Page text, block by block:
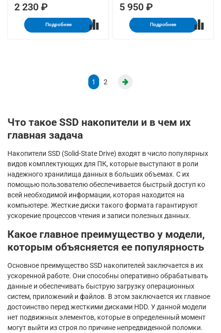
2 230 ₽
Подробнее
5 950 ₽
Подробнее
1 2
Что такое SSD накопители и в чем их
главная задача
Накопители SSD (Solid-State Drive) входят в число популярных
видов комплектующих для ПК, которые выступают в роли
надежного хранилища данных в больших объемах. С их
помощью пользователю обеспечивается быстрый доступ ко
всей необходимой информации, которая находится на
компьютере. Жесткие диски такого формата гарантируют
ускорение процессов чтения и записи полезных данных.
Какое главное преимущество у модели,
которым объясняется ее популярность
Основное преимущество SSD накопителей заключается в их
ускоренной работе. Они способны оперативно обрабатывать
данные и обеспечивать быструю загрузку операционных
систем, приложений и файлов. В этом заключается их главное
достоинство перед жесткими дисками HDD. У данной модели
нет подвижных элементов, которые в определенный момент
могут выйти из строя по причине непредвиденной поломки.